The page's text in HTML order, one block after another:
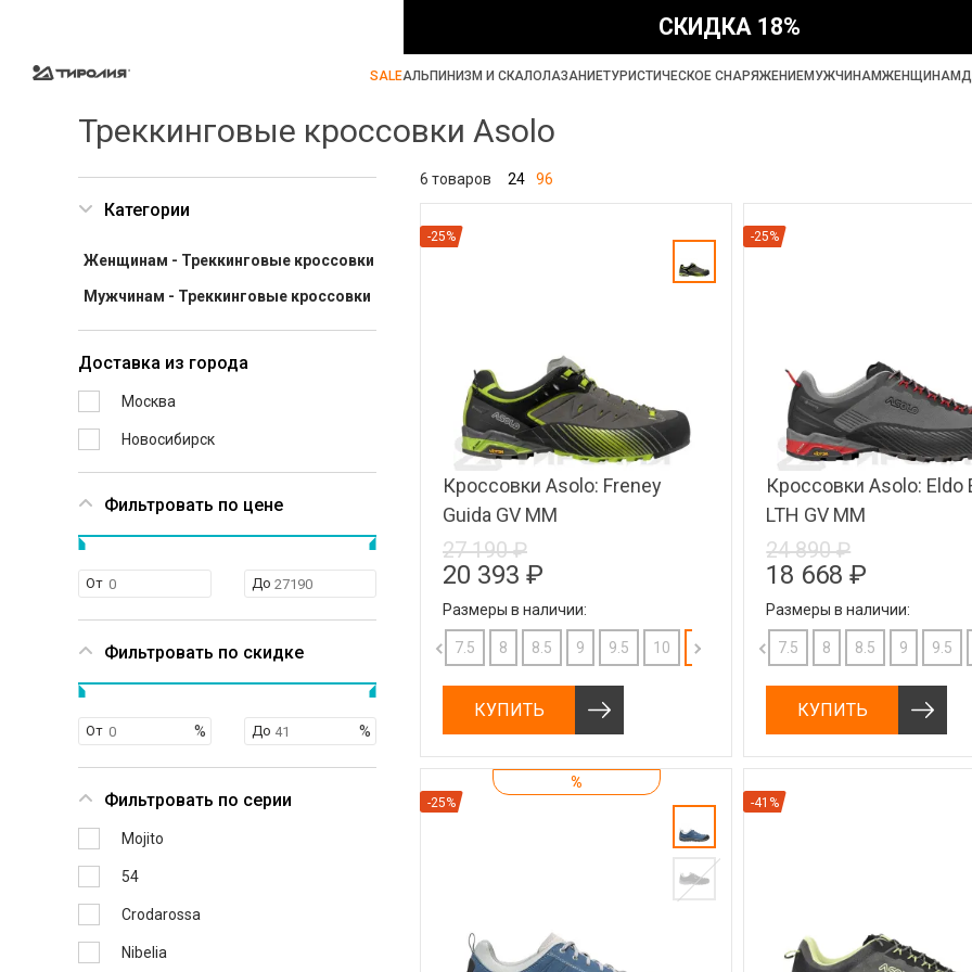
СКИДКА 18%
SALEАЛЬПИНИЗМ И СКАЛОЛАЗАНИЕТУРИСТИЧЕСКОЕ СНАРЯЖЕНИЕМУЖЧИНАМЖЕНЩИНАМ
Треккинговые кроссовки Asolo
Категории
Женщинам - Треккинговые кроссовки
Мужчинам - Треккинговые кроссовки
Доставка из города
Москва
Новосибирск
Фильтровать по цене
От До
Фильтровать по скидке
От До
Фильтровать по серии
Mojito
54
Crodarossa
Nibelia
6 товаров 24 96
-25%
Кроссовки Asolo: Freney
Guida GV MM
27 190 ₽
20 393 ₽
Размеры в наличии:
10.5 7.5 8 8.5 9 9.5 10 10.5 11 11.5 12 7.5 8
КУПИТЬ
-25%
Кроссовки Asolo: Eldo
LTH GV MM
24 890 ₽
18 668 ₽
Размеры в наличии:
11.5 12 7.5 8 8.5 9 9.5
КУПИТЬ
6.5
%
-25% -41%